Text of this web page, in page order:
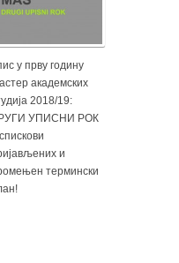
у прву годину
академских
2018/19:
УПИСНИ РОК
и
термински